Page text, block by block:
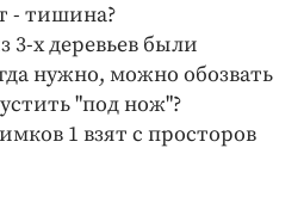
- тишина?
3-х деревьев были
нужно, можно обозвать
"под нож"?
1 взят с просторов